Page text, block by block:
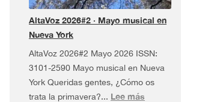
Tour
¡y
más!
AltaVoz 2026#2 · Mayo musical en
Nueva York
AltaVoz 2026#2 Mayo 2026 ISSN:
3101-2590 Mayo musical en Nueva
York Queridas gentes, ¿Cómo os
trata la primavera?... Lee más